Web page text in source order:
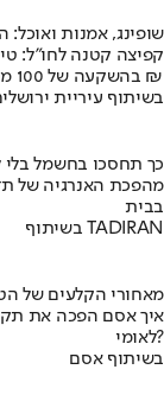
שופינג, אמנות
קפיצה קטנה לחו"ל:
בהשקעה של 100 מיליון ₪
בשיתוף עיריית
כך תחסכו בחשמל בלי
מהפכת האנרגיה של
בבית
בשיתוף TADIRAN
מאחורי הקלעים של
לאומי?
בשיתוף אסם